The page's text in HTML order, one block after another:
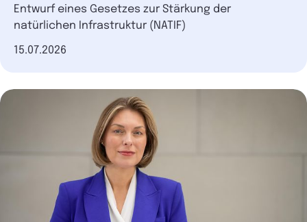
Entwurf eines Gesetzes zur Stärkung der
natürlichen Infrastruktur (NATIF)
Datum der Veröffentlichung
15.07.2026